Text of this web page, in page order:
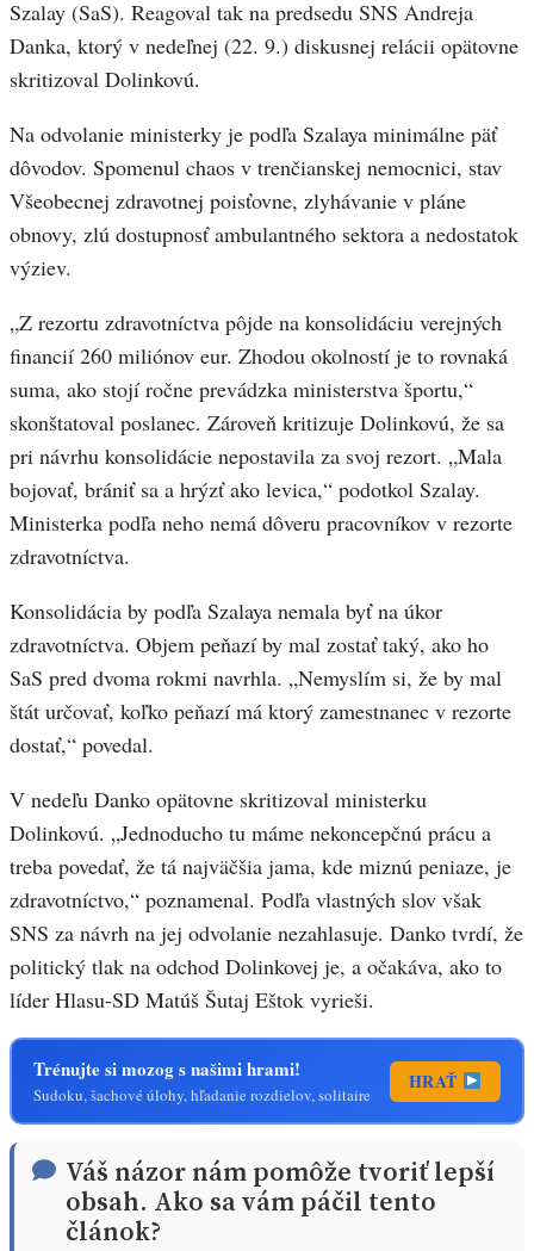
Szalay (SaS). Reagoval tak na predsedu SNS Andreja
Danka, ktorý v nedeľnej (22. 9.) diskusnej relácii opätovne
skritizoval Dolinkovú.
Na odvolanie ministerky je podľa Szalaya minimálne päť
dôvodov. Spomenul chaos v trenčianskej nemocnici, stav
Všeobecnej zdravotnej poisťovne, zlyhávanie v pláne
obnovy, zlú dostupnosť ambulantného sektora a nedostatok
výziev.
„Z rezortu zdravotníctva pôjde na konsolidáciu verejných
financií 260 miliónov eur. Zhodou okolností je to rovnaká
suma, ako stojí ročne prevádzka ministerstva športu,“
skonštatoval poslanec. Zároveň kritizuje Dolinkovú, že sa
pri návrhu konsolidácie nepostavila za svoj rezort. „Mala
bojovať, brániť sa a hrýzť ako levica,“ podotkol Szalay.
Ministerka podľa neho nemá dôveru pracovníkov v rezorte
zdravotníctva.
Konsolidácia by podľa Szalaya nemala byť na úkor
zdravotníctva. Objem peňazí by mal zostať taký, ako ho
SaS pred dvoma rokmi navrhla. „Nemyslím si, že by mal
štát určovať, koľko peňazí má ktorý zamestnanec v rezorte
dostať,“ povedal.
V nedeľu Danko opätovne skritizoval ministerku
Dolinkovú. „Jednoducho tu máme nekoncepčnú prácu a
treba povedať, že tá najväčšia jama, kde miznú peniaze, je
zdravotníctvo,“ poznamenal. Podľa vlastných slov však
SNS za návrh na jej odvolanie nezahlasuje. Danko tvrdí, že
politický tlak na odchod Dolinkovej je, a očakáva, ako to
líder Hlasu-SD Matúš Šutaj Eštok vyrieši.
Trénujte si mozog s našimi hrami!
Sudoku, šachové úlohy, hľadanie rozdielov, solitaire
HRAŤ
Váš názor nám pomôže tvoriť lepší
obsah. Ako sa vám páčil tento
článok?